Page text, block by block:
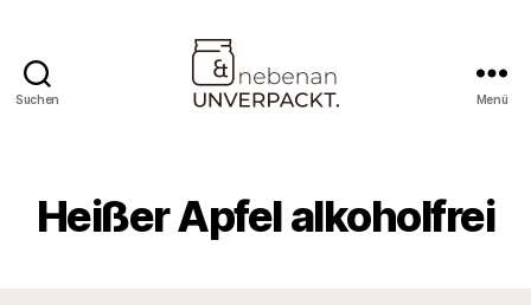
Suchen Menü
Heißer Apfel alkoholfrei